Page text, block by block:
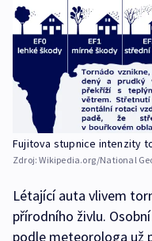
Fujitova stupnice intenzity
Zdroj:Wikipedia.org/National
Létající auta vlivem
přírodního živlu.
podle meteorologa už